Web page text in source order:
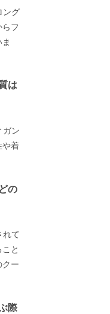
ング
フ
は
ガン
や着
の
れて
と
クー
際